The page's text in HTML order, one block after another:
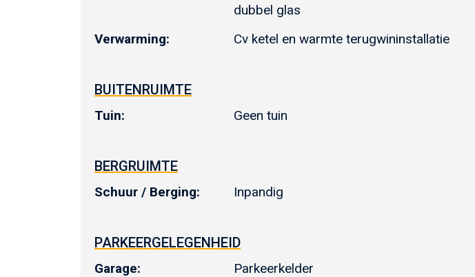
dubbel glas
Verwarming: Cv ketel en warmte terugwininstallatie
BUITENRUIMTE
Tuin: Geen tuin
BERGRUIMTE
Schuur / Berging: Inpandig
PARKEERGELEGENHEID
Garage: Parkeerkelder